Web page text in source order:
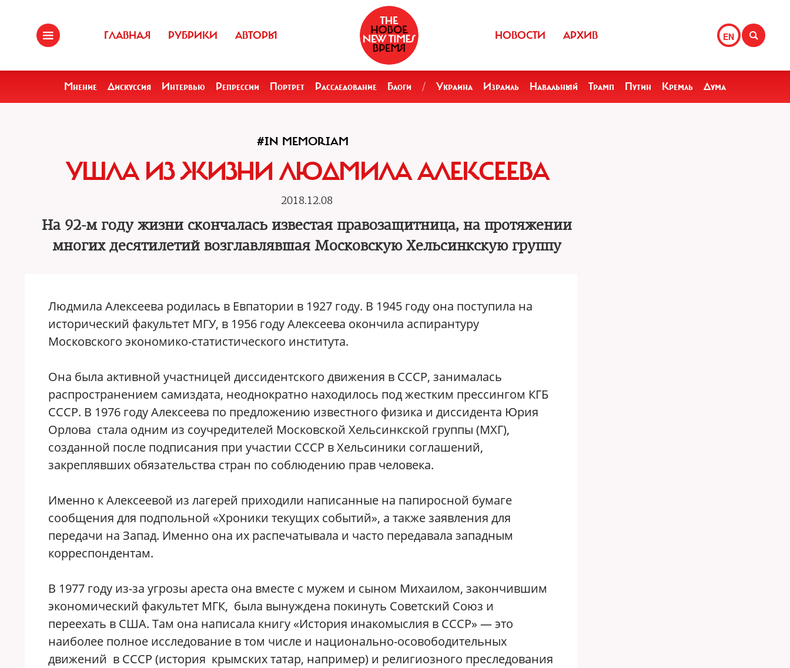
ГЛАВНАЯ РУБРИКИ АВТОРЫ EN
НОВОСТИ АРХИВ
Мнение Дискуссия Интервью Репрессии Портрет Расследование Блоги / Украина Израиль Навальный Трамп Путин Кремль Дума
#IN MEMORIAM
УШЛА ИЗ ЖИЗНИ ЛЮДМИЛА АЛЕКСЕЕВА
2018.12.08
На 92-м году жизни скончалась известая правозащитница, на протяжении
многих десятилетий возглавлявшая Московскую Хельсинкскую группу
Людмила Алексеева родилась в Евпатории в 1927 году. В 1945 году она поступила на
исторический факультет МГУ, в 1956 году Алексеева окончила аспирантуру
Московского экономико-статистического института.
Она была активной участницей диссидентского движения в СССР, занималась
распространением самиздата, неоднократно находилось под жестким прессингом КГБ
СССР. В 1976 году Алексеева по предложению известного физика и диссидента Юрия
Орлова стала одним из соучредителей Московской Хельсинкской группы (МХГ),
созданной после подписания при участии СССР в Хельсиники соглашений,
закреплявших обязательства стран по соблюдению прав человека.
Именно к Алексеевой из лагерей приходили написанные на папиросной бумаге
сообщения для подпольной «Хроники текущих событий», а также заявления для
передачи на Запад. Именно она их распечатывала и часто передавала западным
корреспондентам.
В 1977 году из-за угрозы ареста она вместе с мужем и сыном Михаилом, закончившим
экономический факультет МГК, была вынуждена покинуть Советский Союз и
переехать в США. Там она написала книгу «История инакомыслия в СССР» — это
наиболее полное исследование в том числе и национально-осовободительных
движений в СССР (история крымских татар, например) и религиозного преследования